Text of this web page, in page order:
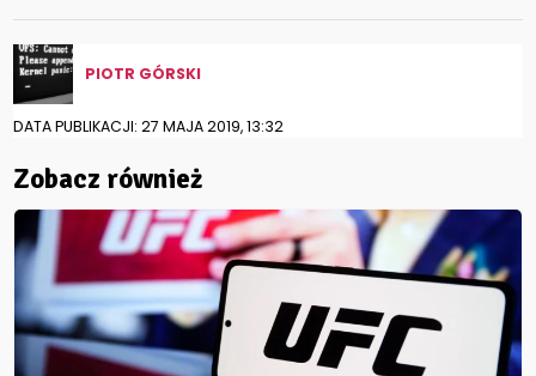
PIOTR GÓRSKI
DATA PUBLIKACJI: 27 MAJA 2019, 13:32
Zobacz również